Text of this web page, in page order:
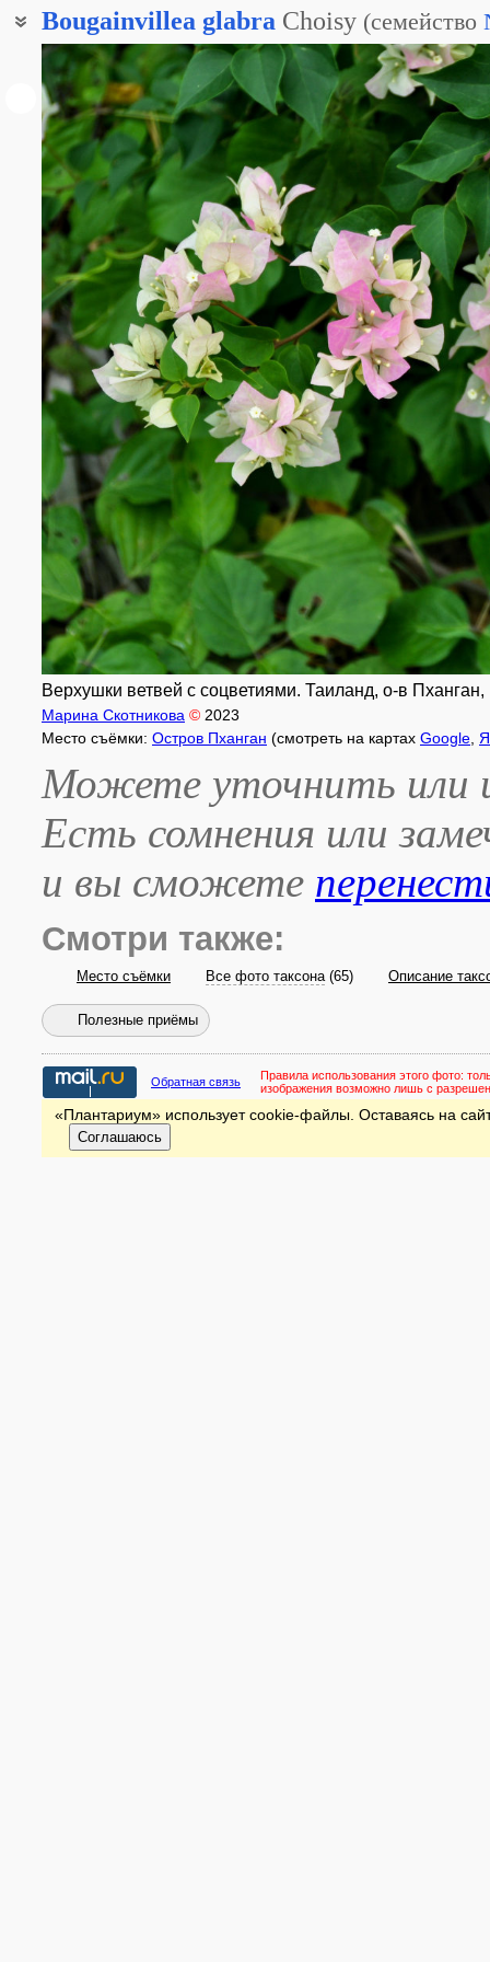
Bougainvillea glabra Choisy (семейство
Бугенвиллия голая
Бугенвиллея голая
Бугенвиллея гладкая
Верхушки ветвей с соцветиями. Таиланд, о-в Пханган,
Марина Скотникова © 2023
Место съёмки: Остров Пханган (смотреть на картах Google
Можете уточнить или
Есть сомнения или
и вы сможете
Смотри также:
Место съёмки Все фото таксона(65) Описание
Полезные приёмы
Обратная связь Правила использования этого фото:
изображения возможно лишь с
«Плантариум» использует cookie-файлы. Оставаясь на
Соглашаюсь